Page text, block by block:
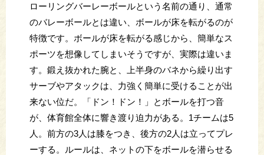
ローリングバーレーボールという名前の通り、通常
のバレーボールとは違い、ボールが床を転がるのが
特徴です。ボールが床を転がる感じから、簡単なス
ポーツを想像してしまいそうですが、実際は違いま
す。鍛え抜かれた腕と、上半身のバネから繰り出す
サーブやアタックは、力強く簡単に受けることが出
来ない位だ。「ドン！ドン！」とボールを打つ音
が、体育館全体に響き渡り迫力がある。1チームは5
人。前方の3人は膝をつき、後方の2人は立ってプレ
ーする。ルールは、ネットの下をボールを潜らせる